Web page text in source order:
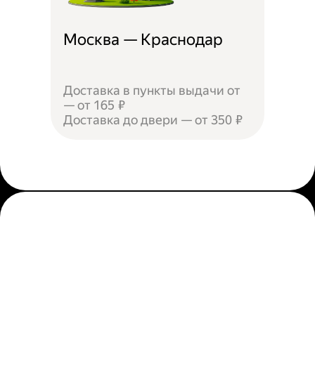
Москва — Краснодар
Доставка в пункты выдачи от
— от 165 ₽
Доставка до двери — от 350 ₽